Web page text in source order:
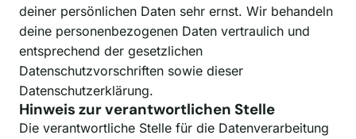
deiner persönlichen Daten sehr ernst. Wir behandeln
deine personenbezogenen Daten vertraulich und
entsprechend der gesetzlichen
Datenschutzvorschriften sowie dieser
Datenschutzerklärung.
Hinweis zur verantwortlichen Stelle
Die verantwortliche Stelle für die Datenverarbeitung